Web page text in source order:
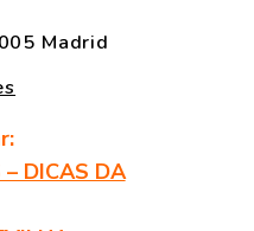
Madrid
– DICAS DA